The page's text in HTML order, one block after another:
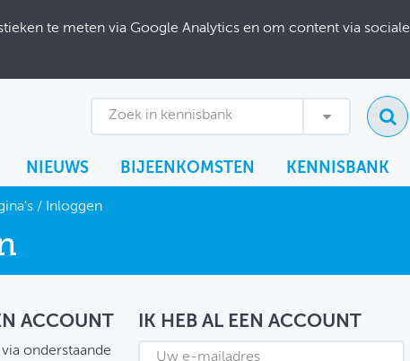
te meten via Google Analytics en om content via sociale
Zoek in kennisbank
NIEUWS BIJEENKOMSTEN KENNISBANK
/ Inloggen
ACCOUNT
onderstaande
IK HEB AL EEN ACCOUNT